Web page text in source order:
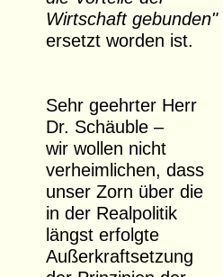
Wirtschaft gebunden"
ersetzt worden ist.
Sehr geehrter Herr
Dr. Schäuble –
wir wollen nicht
verheimlichen, dass
unser Zorn über die
in der Realpolitik
längst erfolgte
Außerkraftsetzung